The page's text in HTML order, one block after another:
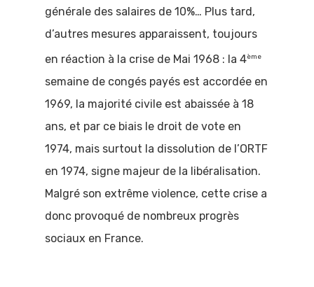
générale des salaires de 10%… Plus tard,
d’autres mesures apparaissent, toujours
en réaction à la crise de Mai 1968 : la 4ème
semaine de congés payés est accordée en
1969, la majorité civile est abaissée à 18
ans, et par ce biais le droit de vote en
1974, mais surtout la dissolution de l’ORTF
en 1974, signe majeur de la libéralisation.
Malgré son extrême violence, cette crise a
donc provoqué de nombreux progrès
sociaux en France.
jeunes